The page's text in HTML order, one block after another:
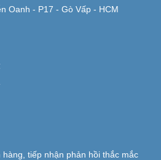
Oanh - P17 - Gò Vấp - HCM
tiếp nhận phản hồi thắc mắc